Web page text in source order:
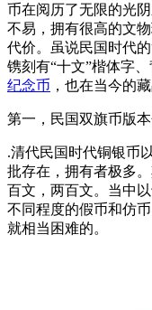
币在阅历了无限的光
不易，拥有很高的文
代价。虽说民国时代
镌刻有“十文”楷体字
纪念币 ，也在当今的
第一，民国双旗币版本
.清代民国时代铜银币
批存在，拥有者极多
百文，两百文。当中
不同程度的假币和仿
就相当困难的。